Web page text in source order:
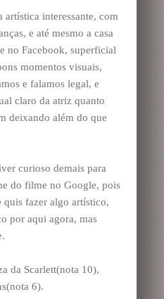
interessante, com
e até mesmo a casa
no Facebook, superficial
momentos visuais,
e falamos legal, e
claro da atriz quanto
deixando além do que
curioso demais para
do filme no Google, pois
fazer algo artístico,
por aqui agora, mas
da Scarlett(nota 10),
6).